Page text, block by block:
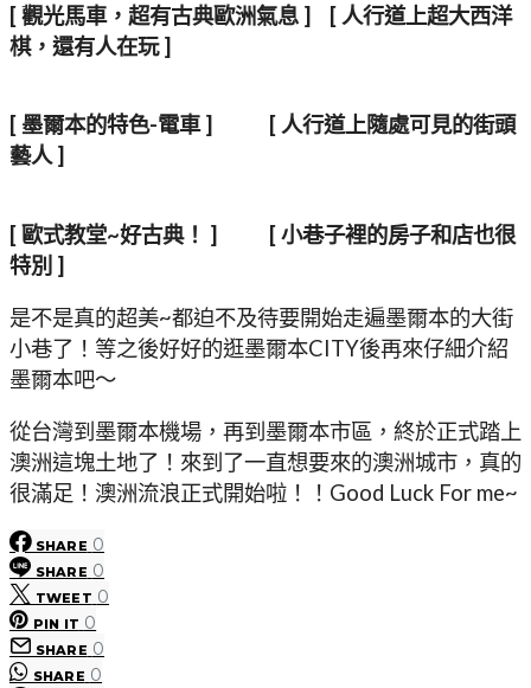
[ 觀光馬車，超有古典歐洲氣息 ]
[ 人行道上超大西洋
棋，還有人在玩 ]
[ 墨爾本的特色-電車 ]
[ 人行道上隨處可見的街頭
藝人 ]
[ 歐式教堂~好古典！ ] [ 小巷子裡的房子和店也很
特別 ]
是不是真的超美~都迫不及待要開始走遍墨爾本的大街
小巷了！等之後好好的逛墨爾本CITY後再來仔細介紹
墨爾本吧～
從台灣到墨爾本機場，再到墨爾本市區，終於正式踏上
澳洲這塊土地了！來到了一直想要來的澳洲城市，真的
很滿足！澳洲流浪正式開始啦！！Good Luck For me~
SHARE 0
SHARE 0
TWEET 0
PIN IT 0
SHARE 0
SHARE 0